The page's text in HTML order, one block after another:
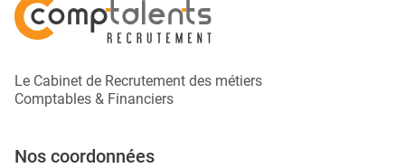
Le Cabinet de Recrutement des métiers
Comptables & Financiers
Nos coordonnées